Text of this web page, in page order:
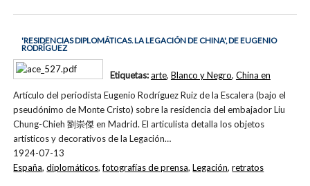
'RESIDENCIAS DIPLOMÁTICAS. LA LEGACIÓN DE CHINA', DE EUGENIO
RODRÍGUEZ
Artículo del periodista Eugenio Rodríguez Ruiz de la Escalera (bajo el
pseudónimo de Monte Cristo) sobre la residencia del embajador Liu
Chung-Chieh 劉崇傑 en Madrid. El articulista detalla los objetos
artísticos y decorativos de la Legación…
1924-07-13
Etiquetas:arte, Blanco y Negro, China en
España,diplomáticos,fotografías de prensa,Legación,retratos